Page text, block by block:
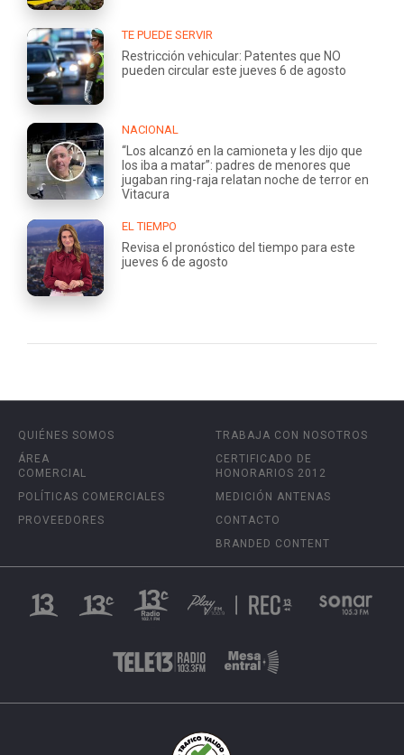
TE PUEDE SERVIR
Restricción vehicular: Patentes que NO
pueden circular este jueves 6 de agosto
NACIONAL
“Los alcanzó en la camioneta y les dijo que
los iba a matar”: padres de menores que
jugaban ring-raja relatan noche de terror en
Vitacura
EL TIEMPO
Revisa el pronóstico del tiempo para este
jueves 6 de agosto
QUIÉNES SOMOS
ÁREA
COMERCIAL
POLÍTICAS COMERCIALES
PROVEEDORES
TRABAJA CON NOSOTROS
CERTIFICADO DE
HONORARIOS 2012
MEDICIÓN ANTENAS
CONTACTO
BRANDED CONTENT